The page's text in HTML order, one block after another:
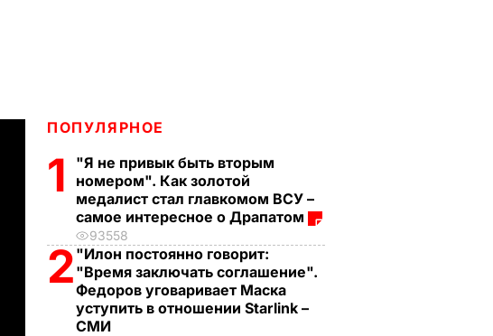
ПОПУЛЯРНОЕ
1
"Я не привык быть вторым
номером". Как золотой
медалист стал главкомом ВСУ –
самое интересное о Драпатом
93558
2 "Илон постоянно говорит:
"Время заключать соглашение".
Федоров уговаривает Маска
уступить в отношении Starlink –
СМИ